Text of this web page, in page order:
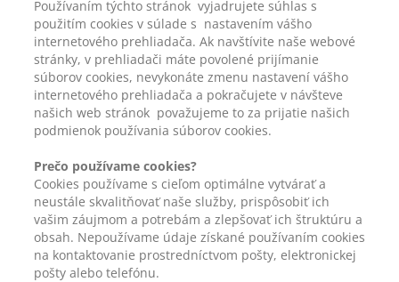
Používaním týchto stránok vyjadrujete súhlas s
použitím cookies v súlade s nastavením vášho
internetového prehliadača. Ak navštívite naše webové
stránky, v prehliadači máte povolené prijímanie
súborov cookies, nevykonáte zmenu nastavení vášho
internetového prehliadača a pokračujete v návšteve
našich web stránok považujeme to za prijatie našich
podmienok používania súborov cookies.
Prečo používame cookies?
Cookies používame s cieľom optimálne vytvárať a
neustále skvalitňovať naše služby, prispôsobiť ich
vašim záujmom a potrebám a zlepšovať ich štruktúru a
obsah. Nepoužívame údaje získané používaním cookies
na kontaktovanie prostredníctvom pošty, elektronickej
pošty alebo telefónu.